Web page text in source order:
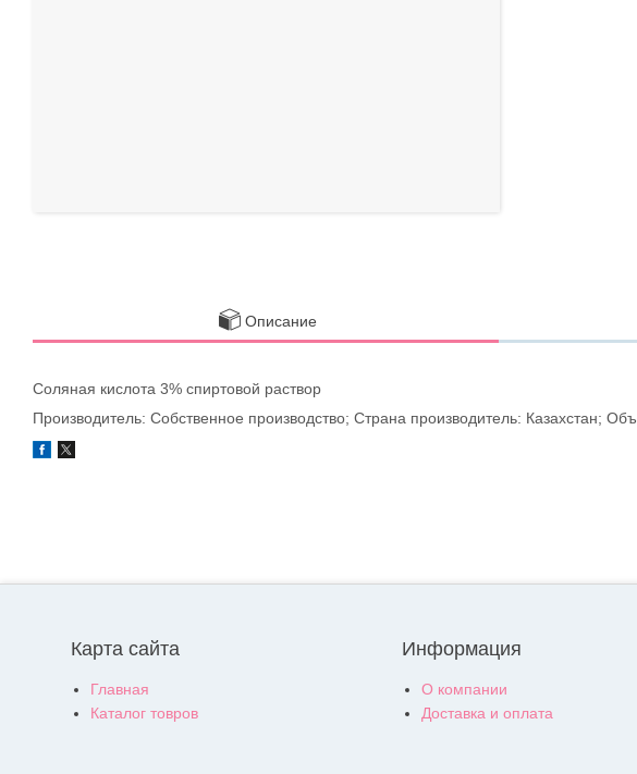
Описание
Соляная кислота 3% спиртовой раствор
Производитель: Собственное производство; Страна производитель: Казахстан;
Карта сайта
Главная
Каталог товров
Информация
О компании
Доставка и оплата